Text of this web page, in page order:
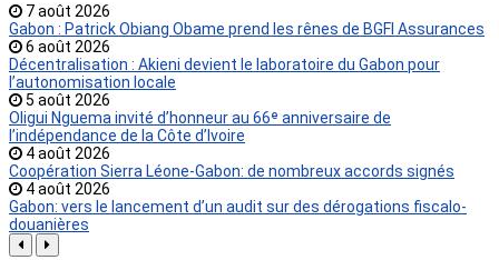
7 août 2026
Gabon : Patrick Obiang Obame prend les rênes de BGFI Assurances
6 août 2026
Décentralisation : Akieni devient le laboratoire du Gabon pour
l’autonomisation locale
5 août 2026
Oligui Nguema invité d’honneur au 66ᵉ anniversaire de
l’indépendance de la Côte d’Ivoire
4 août 2026
Coopération Sierra Léone-Gabon: de nombreux accords signés
4 août 2026
Gabon: vers le lancement d’un audit sur des dérogations fiscalo-
douanières